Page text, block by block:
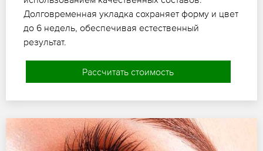
Долговременная укладка сохраняет форму и цвет
до 6 недель, обеспечивая естественный
результат.
Рассчитать стоимость